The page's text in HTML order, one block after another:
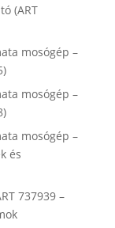
(ART
mosógép –
mosógép –
mosógép –
és
737939 –